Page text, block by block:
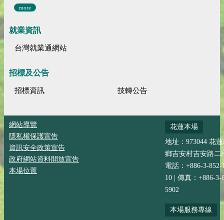
more
就業資訊
台灣就業通網站
招標及公告
招標資訊 技轉公告
網站導覽
隱私權保護宣告
資訊安全政策宣告
政府網站資料開放宣告
本場位置
花蓮本場
地址：973044 花
鄉吉安村吉安路二
電話：+886-3-852-
10 | 傳真：+886-3-
5902
本場服務專線